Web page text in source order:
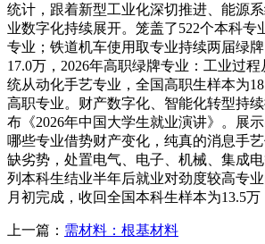
统计，跟着新型工业化深切推进、能源
业数字化持续展开。笼盖了522个本科专
专业；铁道机车使用取专业持续两届绿
17.0万，2026年高职绿牌专业：工业过
统从动化手艺专业，全国高职生样本为
高职专业。财产数字化、智能化转型持
布《2026年中国大学生就业演讲》。展
哪些专业借势财产变化，纯真的消息手
缺劣势，处置电气、电子、机械、集成
列本科生结业半年后就业对劲度较高专
月初完成，收回全国本科生样本为13.5万
上一篇： 需材料：根基材料